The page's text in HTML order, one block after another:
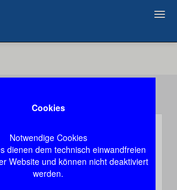
Cookies
Notwendige Cookies
dienen dem technisch einwandfreien
Website und können nicht deaktiviert
werden.
Demozugang, das Video stoppt nach 60 Sekunden